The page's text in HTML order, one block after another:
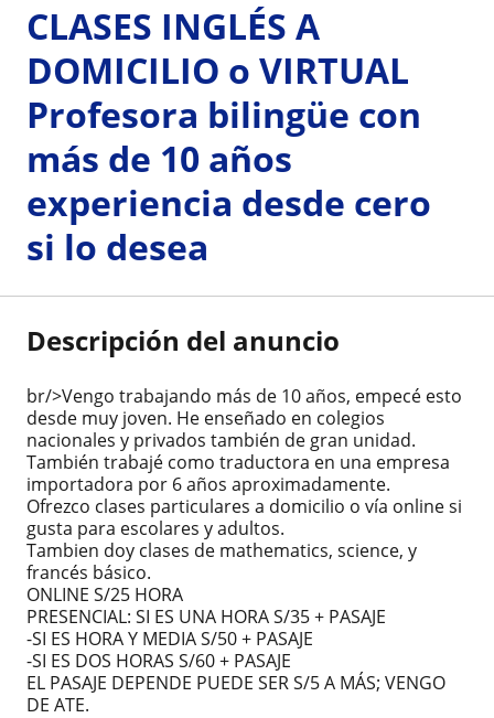
CLASES INGLÉS A
DOMICILIO o VIRTUAL
Profesora bilingüe con
más de 10 años
experiencia desde cero
si lo desea
Descripción del anuncio
br/>Vengo trabajando más de 10 años, empecé esto
desde muy joven. He enseñado en colegios
nacionales y privados también de gran unidad.
También trabajé como traductora en una empresa
importadora por 6 años aproximadamente.
Ofrezco clases particulares a domicilio o vía online si
gusta para escolares y adultos.
Tambien doy clases de mathematics, science, y
francés básico.
ONLINE S/25 HORA
PRESENCIAL: SI ES UNA HORA S/35 + PASAJE
-SI ES HORA Y MEDIA S/50 + PASAJE
-SI ES DOS HORAS S/60 + PASAJE
EL PASAJE DEPENDE PUEDE SER S/5 A MÁS; VENGO
DE ATE.